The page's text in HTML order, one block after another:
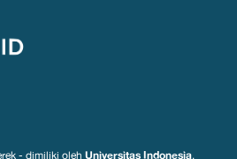
- dimiliki oleh Universitas Indonesia.